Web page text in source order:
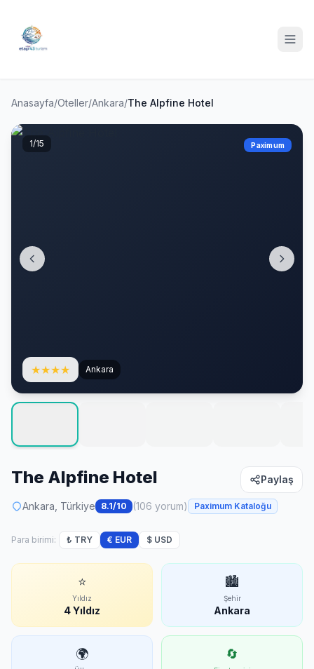
Anasayfa/Oteller/Ankara/The Alpfine Hotel
★★★★ Ankara
Paximum
1/15
The Alpfine Hotel Paylaş
Ankara, Türkiye 8.1/10 (106 yorum) Paximum Kataloğu
Para birimi: ₺ TRY € EUR $ USD
⭐
Yıldız
4 Yıldız
🏙
Şehir
Ankara
🌍 🔄